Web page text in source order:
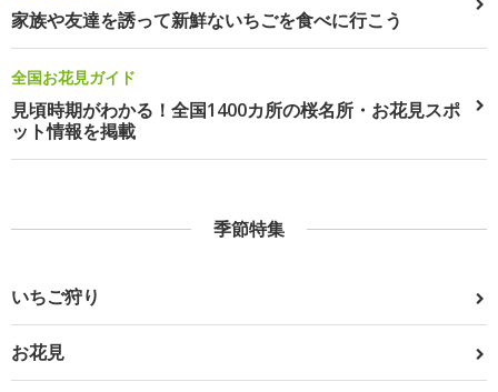
家族や友達を誘って新鮮ないちごを食べに行こう
全国お花見ガイド
見頃時期がわかる！全国1400カ所の桜名所・お花見スポ
ット情報を掲載
季節特集
いちご狩り
お花見